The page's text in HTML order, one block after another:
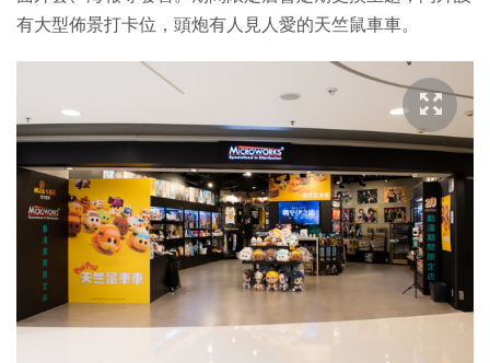
有大型佈景打卡位，頭炮有人見人愛的天竺鼠車車。